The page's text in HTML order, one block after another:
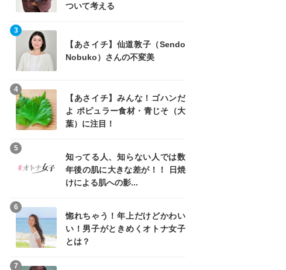
ついて考える
【あさイチ】仙道敦子（Sendo
Nobuko）さんの不変美
3
【あさイチ】みんな！ゴハンだ
よ ポピュラー食材・青じそ（大
葉）に注目！
4
知ってる人、知らない人では数
年後の肌に大きな差が！！ 日焼
けによる肌への影...
5
惚れちゃう！年上だけどかわい
い！男子がときめくオトナ女子
とは？
6
7